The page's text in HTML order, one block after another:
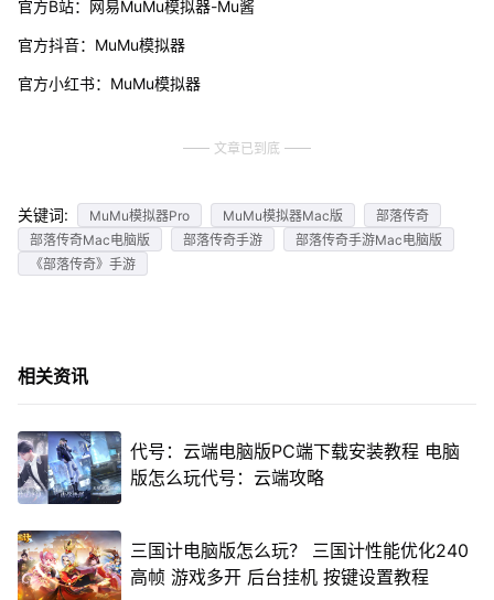
官方B站：网易MuMu模拟器-Mu酱
官方抖音：MuMu模拟器
官方小红书：MuMu模拟器
文章已到底
关键词: MuMu模拟器Pro MuMu模拟器Mac版
部落传奇
部落传奇Mac电脑版
部落传奇手游
部落传奇手游Mac电脑版
《部落传奇》手游
相关资讯
代号：云端电脑版PC端下载安装教程 电脑
版怎么玩代号：云端攻略
三国计电脑版怎么玩？ 三国计性能优化240
高帧 游戏多开 后台挂机 按键设置教程